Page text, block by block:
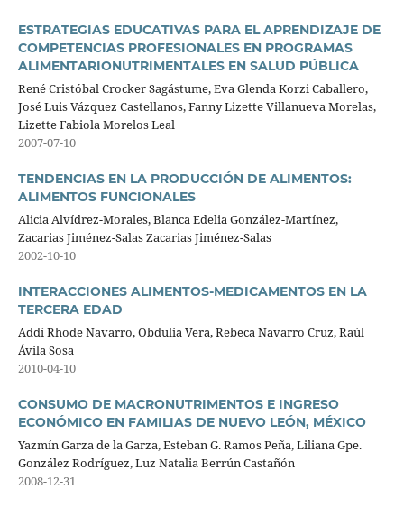
ESTRATEGIAS EDUCATIVAS PARA EL APRENDIZAJE DE
COMPETENCIAS PROFESIONALES EN PROGRAMAS
ALIMENTARIONUTRIMENTALES EN SALUD PÚBLICA
René Cristóbal Crocker Sagástume, Eva Glenda Korzi Caballero,
José Luis Vázquez Castellanos, Fanny Lizette Villanueva Morelas,
Lizette Fabiola Morelos Leal
2007-07-10
TENDENCIAS EN LA PRODUCCIÓN DE ALIMENTOS:
ALIMENTOS FUNCIONALES
Alicia Alvídrez-Morales, Blanca Edelia González-Martínez,
Zacarias Jiménez-Salas Zacarias Jiménez-Salas
2002-10-10
INTERACCIONES ALIMENTOS-MEDICAMENTOS EN LA
TERCERA EDAD
Addí Rhode Navarro, Obdulia Vera, Rebeca Navarro Cruz, Raúl
Ávila Sosa
2010-04-10
CONSUMO DE MACRONUTRIMENTOS E INGRESO
ECONÓMICO EN FAMILIAS DE NUEVO LEÓN, MÉXICO
Yazmín Garza de la Garza, Esteban G. Ramos Peña, Liliana Gpe.
González Rodríguez, Luz Natalia Berrún Castañón
2008-12-31